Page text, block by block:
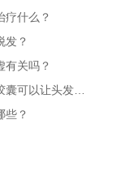
疗什么？
发？
有关吗？
些？